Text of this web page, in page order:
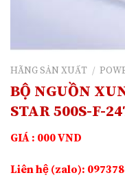
HÃNG SẢN XUẤT /
BỘ NGUỒN
STAR 500S-F-
GIÁ : 000 VND
Liên hệ (zalo):